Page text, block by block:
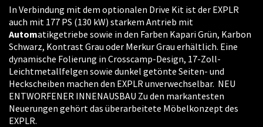
In Verbindung mit dem optionalen Drive Kit ist der EXPLR
auch mit 177 PS (130 kW) starkem Antrieb mit
Automatikgetriebe sowie in den Farben Kapari Grün, Karbon
Schwarz, Kontrast Grau oder Merkur Grau erhältlich. Eine
dynamische Folierung in Crosscamp-Design, 17-Zoll-
Leichtmetallfelgen sowie dunkel getönte Seiten- und
Heckscheiben machen den EXPLR unverwechselbar. NEU
ENTWORFENER INNENAUSBAU Zu den markantesten
Neuerungen gehört das überarbeitete Möbelkonzept des
EXPLR.